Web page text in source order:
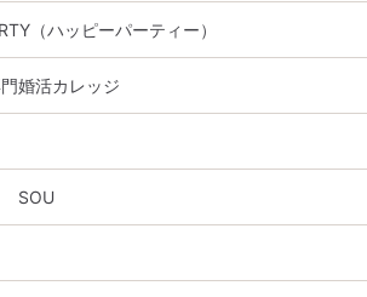
（ハッピーパーティー）
婚活カレッジ
SOU